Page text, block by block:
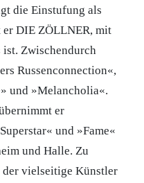
die Einstufung als
DIE ZÖLLNER, mit
ist. Zwischendurch
Russenconnection«,
und »Melancholia«.
er
und »Fame«
und Halle. Zu
der vielseitige Künstler